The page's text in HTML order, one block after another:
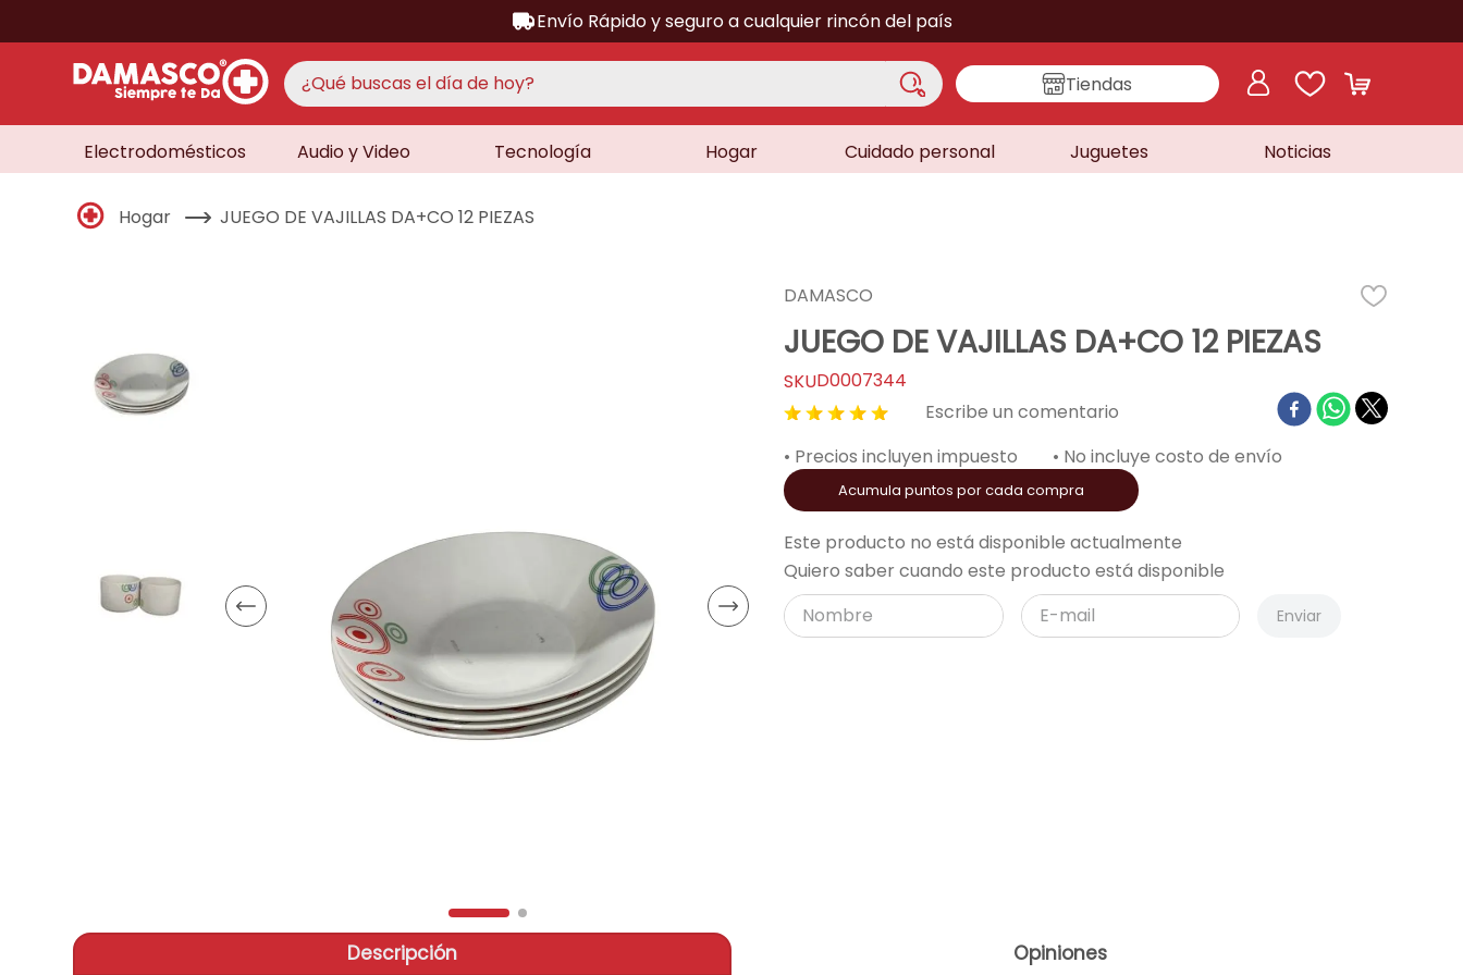
Envío Rápido y seguro a cualquier rincón del país
¿Qué buscas el día de hoy?
Tiendas
Electrodomésticos Audio y Video Tecnología Hogar Cuidado personal Juguetes Noticias
Hogar JUEGO DE VAJILLAS DA+CO 12 PIEZAS
DAMASCO
JUEGO DE VAJILLAS DA+CO 12 PIEZAS
D0007344
★★★★★
• Precios incluyen impuesto • No incluye costo de envío
Acumula puntos por cada compra
Este producto no está disponible actualmente
Quiero saber cuando este producto está disponible
Enviar
Descripción Opiniones
TÉRMINOS MÁS BUSCADOS
2. nevera
tv